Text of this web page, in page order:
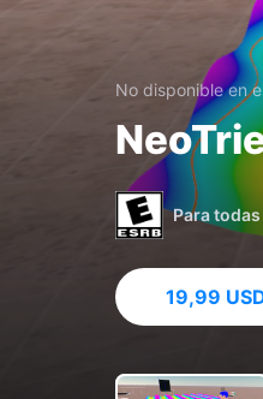
No disponible en
Para
19,99